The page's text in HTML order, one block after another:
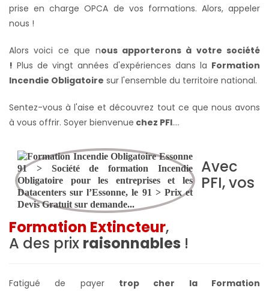
prise en charge OPCA de vos formations. Alors, appeler
nous !
Alors voici ce que nous apporterons à votre société
! Plus de vingt années d'expériences dans la Formation
Incendie Obligatoire sur l'ensemble du territoire national.
Sentez-vous à l'aise et découvrez tout ce que nous avons
à vous offrir. Soyer bienvenue chez PFI….
Avec
PFI, vos
Formation Extincteur,
A des prix raisonnables !
Fatigué de payer trop cher la Formation